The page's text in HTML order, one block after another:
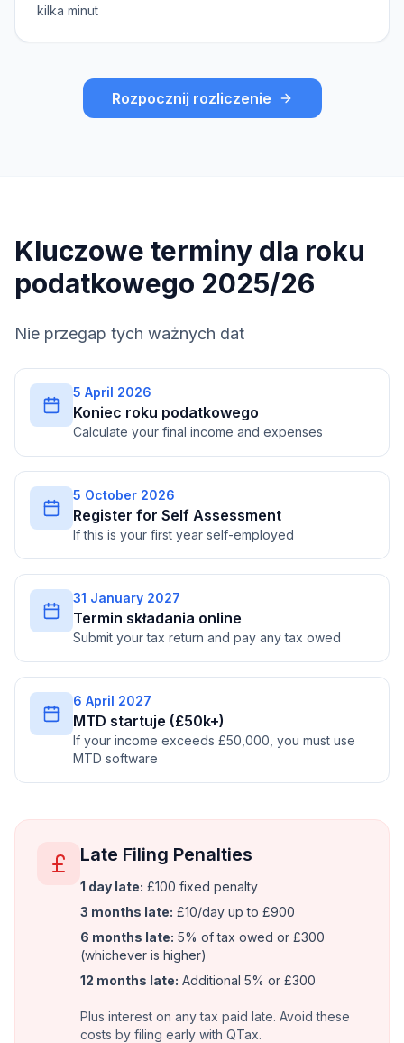
kilka minut
Rozpocznij rozliczenie
Kluczowe terminy dla roku
podatkowego 2025/26
Nie przegap tych ważnych dat
5 April 2026
Koniec roku podatkowego
Calculate your final income and expenses
5 October 2026
Register for Self Assessment
If this is your first year self-employed
31 January 2027
Termin składania online
Submit your tax return and pay any tax owed
6 April 2027
MTD startuje (£50k+)
If your income exceeds £50,000, you must use
MTD software
Late Filing Penalties
1 day late: £100 fixed penalty
3 months late: £10/day up to £900
6 months late: 5% of tax owed or £300
(whichever is higher)
12 months late: Additional 5% or £300
Plus interest on any tax paid late. Avoid these
costs by filing early with QTax.